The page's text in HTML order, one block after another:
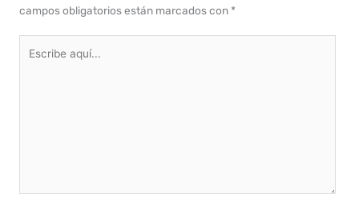
campos obligatorios están marcados con *
aquí...